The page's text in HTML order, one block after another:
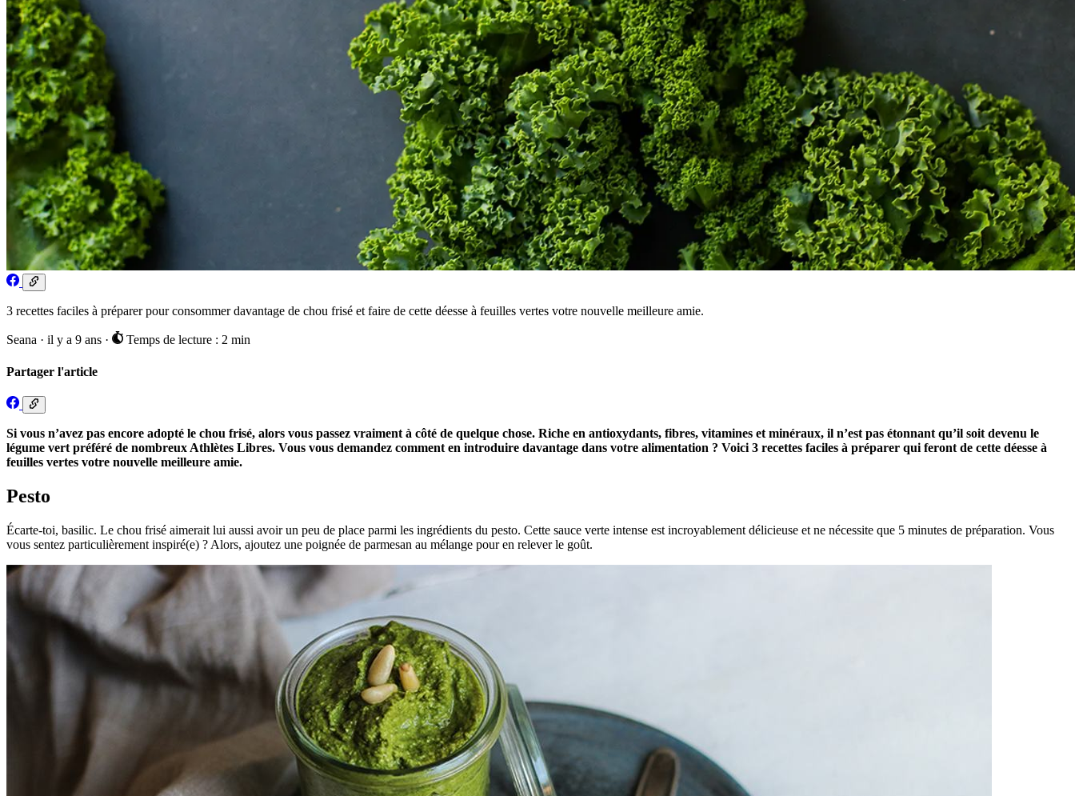
3 recettes faciles à préparer pour consommer davantage de chou frisé et faire de cette déesse à feuilles vertes votre nouvelle meilleure amie.
Seana · il y a 9 ans · Temps de lecture : 2 min
Partager l'article
Si vous n’avez pas encore adopté le chou frisé, alors vous passez vraiment à côté de quelque chose. Riche en antioxydants, fibres, vitamines et minéraux, il n’est pas étonnant qu’il soit devenu le
légume vert préféré de nombreux Athlètes Libres. Vous vous demandez comment en introduire davantage dans votre alimentation ? Voici 3 recettes faciles à préparer qui feront de cette déesse à
feuilles vertes votre nouvelle meilleure amie.
Pesto
Écarte-toi, basilic. Le chou frisé aimerait lui aussi avoir un peu de place parmi les ingrédients du pesto. Cette sauce verte intense est incroyablement délicieuse et ne nécessite que 5 minutes de préparation. Vous
vous sentez particulièrement inspiré(e) ? Alors, ajoutez une poignée de parmesan au mélange pour en relever le goût.